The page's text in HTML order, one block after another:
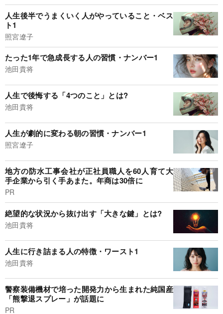
人生後半でうまくいく人がやっていること・ベス
ト1
照宮遼子
たった1年で急成長する人の習慣・ナンバー1
池田貴将
人生で後悔する「4つのこと」とは?
池田貴将
人生が劇的に変わる朝の習慣・ナンバー1
照宮遼子
地方の防水工事会社が正社員職人を60人育て大
手企業から引く手あまた。年商は30倍に
PR
絶望的な状況から抜け出す「大きな鍵」とは?
池田貴将
人生に行き詰まる人の特徴・ワースト1
池田貴将
警察装備機材で培った開発力から生まれた純国産
「熊撃退スプレー」が話題に
PR